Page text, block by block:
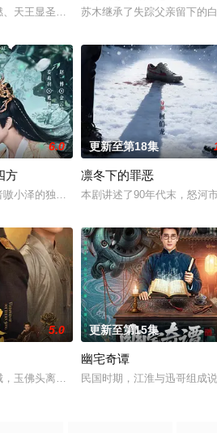
天王显圣、少年失踪......长安怪事扎堆？
苏木继承了失踪父亲留下的
6.0
方
小泽的独家连载漫画《吾凰在上》。
更新至第18集
凛冬下的罪恶
本剧讲述了90年代末，怒河
5.0
玉佛头离奇失窃，戏班主横尸戏台，将冷
更新至第15集
幽宅奇谭
民国时期，江淮与迅哥组成